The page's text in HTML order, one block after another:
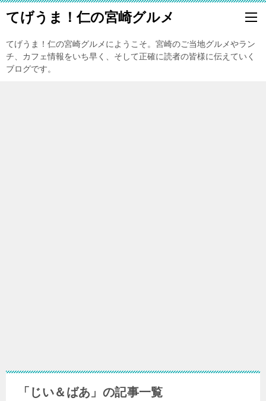
てげうま！仁の宮崎グルメ
てげうま！仁の宮崎グルメにようこそ。宮崎のご当地グルメやラン
チ、カフェ情報をいち早く、そして正確に読者の皆様に伝えていく
ブログです。
「じい＆ばあ」の記事一覧